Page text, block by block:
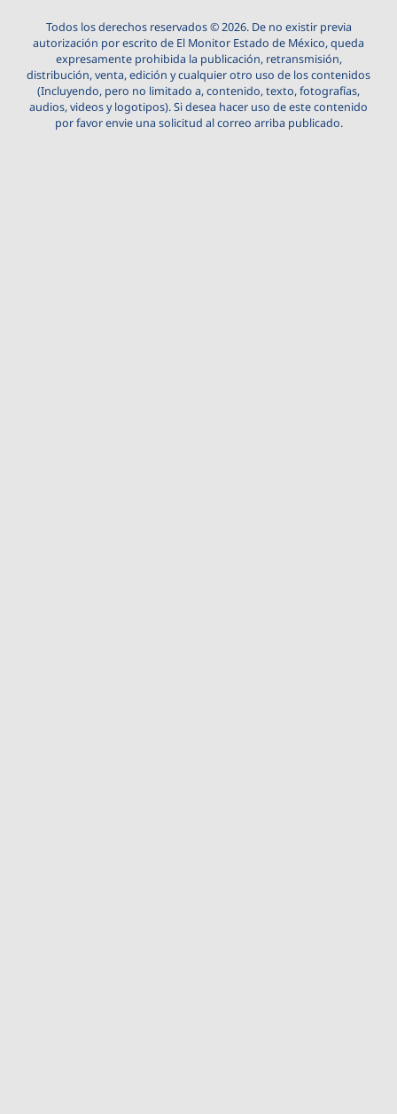
Todos los derechos reservados © 2026. De no existir previa
autorización por escrito de El Monitor Estado de México, queda
expresamente prohibida la publicación, retransmisión,
distribución, venta, edición y cualquier otro uso de los contenidos
(Incluyendo, pero no limitado a, contenido, texto, fotografías,
audios, videos y logotipos). Si desea hacer uso de este contenido
por favor envie una solicitud al correo arriba publicado.